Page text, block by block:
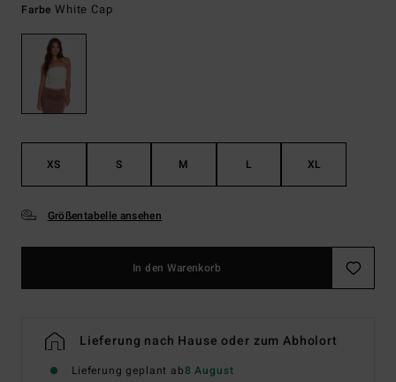
FarbeWhite Cap
XS S M L XL
Größentabelle ansehen
In den Warenkorb
Lieferung nach Hause oder zum Abholort
Lieferung geplant ab8 August